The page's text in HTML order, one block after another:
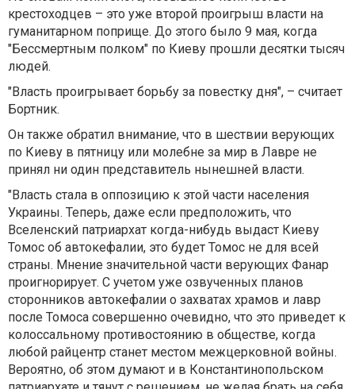
крестоходцев – это уже второй проигрыш власти на
гуманитарном поприще. До этого было 9 мая, когда
"Бессмертным полком" по Киеву прошли десятки тысяч
людей.
"Власть проигрывает борьбу за повестку дня", – считает
Бортник.
Он также обратил внимание, что в шествии верующих
по Киеву в пятницу или молебне за мир в Лавре не
принял ни один представитель нынешней власти.
"Власть стала в оппозицию к этой части населения
Украины. Теперь, даже если предположить, что
Вселенский патриархат когда-нибудь выдаст Киеву
Томос об автокефалии, это будет Томос не для всей
страны. Мнение значительной части верующих Фанар
проигнорирует. С учетом уже озвученных планов
сторонников автокефалии о захватах храмов и лавр
после Томоса совершенно очевидно, что это приведет к
колоссальному противостоянию в обществе, когда
любой райцентр станет местом межцерковной войны.
Вероятно, об этом думают и в Константинопольском